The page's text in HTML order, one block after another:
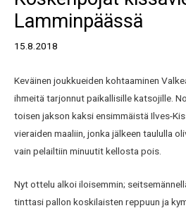
Lamminpäässä
15.8.2018
Keväinen joukkueiden kohtaaminen
ihmeitä tarjonnut paikallisille katsojille.
toisen jakson kaksi ensimmäistä Ilves-
vieraiden maaliin, jonka jälkeen taululla
vain pelailtiin minuutit kellosta pois.
Nyt ottelu alkoi iloisemmin;
tinttasi pallon koskilaisten reppuun ja